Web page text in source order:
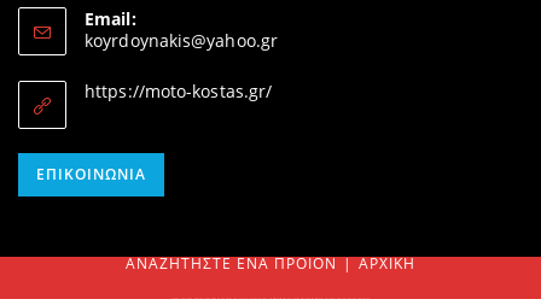
in
your
Email:
koyrdoynakis@yahoo.grOpens
https://moto-kostas.gr/
ΕΠΙΚΟΙΝΩΝΊΑ
ΑΝΑΖΗΤΉΣΤΕ ΈΝΑ ΠΡΟΊΟΝ
SEARCH ΑΡΧΙΚΉ